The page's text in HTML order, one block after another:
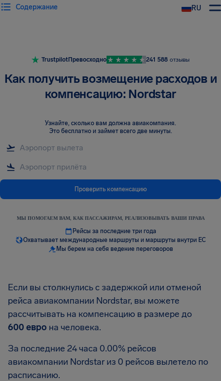
RU
Содержание
TrustpilotПревосходно 241 588 отзывы
Как получить возмещение расходов и
компенсацию: Nordstar
Узнайте, сколько вам должна авиакомпания.
Это бесплатно и займет всего две минуты.
Проверить компенсацию
МЫ ПОМОГАЕМ ВАМ, КАК ПАССАЖИРАМ, РЕАЛИЗОВЫВАТЬ ВАШИ ПРАВА
Рейсы за последние три года
Охватывает международные маршруты и маршруты внутри ЕС
Мы берем на себя ведение переговоров
Если вы столкнулись с задержкой или отменой
рейса авиакомпании Nordstar, вы можете
рассчитывать на компенсацию в размере до
600 евро на человека.
За последние 24 часа 0.00% рейсов
авиакомпании Nordstar из 0 рейсов вылетело по
расписанию.